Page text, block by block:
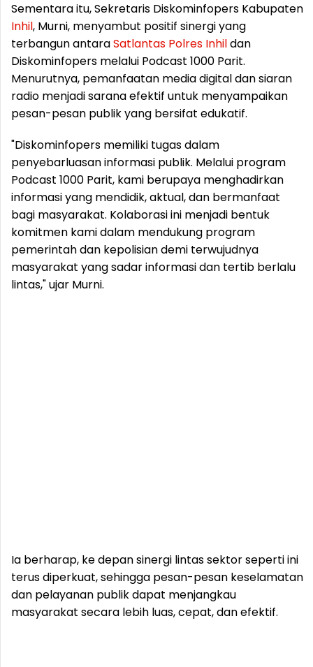
Sementara itu, Sekretaris Diskominfopers Kabupaten
Inhil, Murni, menyambut positif sinergi yang
terbangun antaraSatlantas Polres Inhildan
Diskominfopers melalui Podcast 1000 Parit.
Menurutnya, pemanfaatan media digital dan siaran
radio menjadi sarana efektif untuk menyampaikan
pesan-pesan publik yang bersifat edukatif.
"Diskominfopers memiliki tugas dalam
penyebarluasan informasi publik. Melalui program
Podcast 1000 Parit, kami berupaya menghadirkan
informasi yang mendidik, aktual, dan bermanfaat
bagi masyarakat. Kolaborasi ini menjadi bentuk
komitmen kami dalam mendukung program
pemerintah dan kepolisian demi terwujudnya
masyarakat yang sadar informasi dan tertib berlalu
lintas," ujar Murni.
Ia berharap, ke depan sinergi lintas sektor seperti ini
terus diperkuat, sehingga pesan-pesan keselamatan
dan pelayanan publik dapat menjangkau
masyarakat secara lebih luas, cepat, dan efektif.